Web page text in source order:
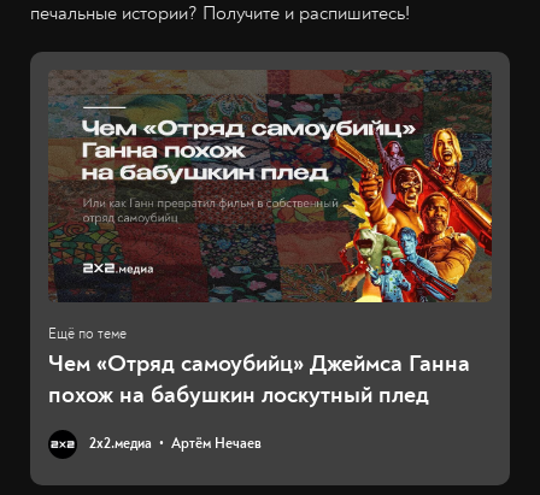
печальные истории? Получите и распишитесь!
Чем «Отряд самоубийц» Джеймса Ганна
похож на бабушкин лоскутный плед
2х2.медиа Артём Нечаев